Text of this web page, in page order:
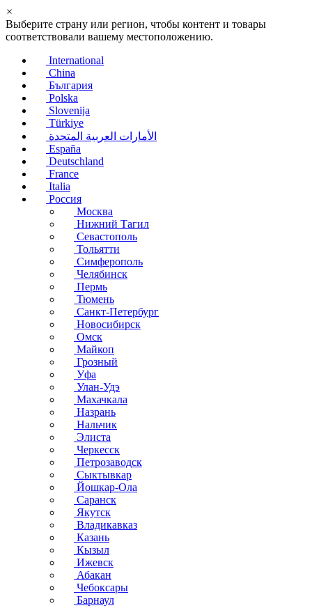
×
Выберите страну или регион, чтобы контент и товары
соответствовали вашему местоположению.
International
China
България
Polska
Slovenija
Türkiye
الأمارات العربية المتحدة
España
Deutschland
France
Italia
Россия
Москва
Нижний Тагил
Севастополь
Тольятти
Симферополь
Челябинск
Пермь
Тюмень
Санкт-Петербург
Новосибирск
Омск
Майкоп
Грозный
Уфа
Улан-Удэ
Махачкала
Назрань
Нальчик
Элиста
Черкесск
Петрозаводск
Сыктывкар
Йошкар-Ола
Саранск
Якутск
Владикавказ
Казань
Кызыл
Ижевск
Абакан
Чебоксары
Барнаул